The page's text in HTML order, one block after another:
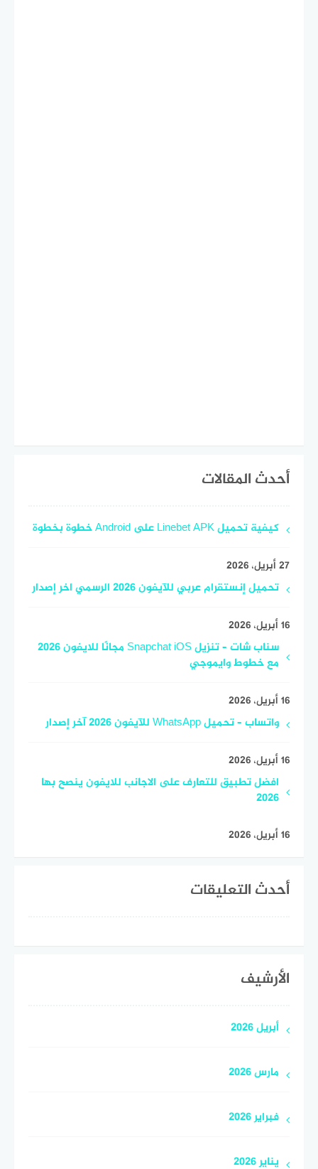
أحدث المقالات
كيفية تحميل Linebet APK على Android خطوة بخطوة
27 أبريل، 2026
تحميل إنستقرام عربي للآيفون 2026 الرسمي اخر إصدار
16 أبريل، 2026
سناب شات – تنزيل Snapchat iOS مجانًا للايفون 2026
مع خطوط وايموجي
16 أبريل، 2026
واتساب – تحميل WhatsApp للآيفون 2026 آخر إصدار
16 أبريل، 2026
افضل تطبيق للتعارف على الاجانب للايفون ينصح بها
2026
16 أبريل، 2026
أحدث التعليقات
الأرشيف
أبريل 2026
مارس 2026
فبراير 2026
يناير 2026